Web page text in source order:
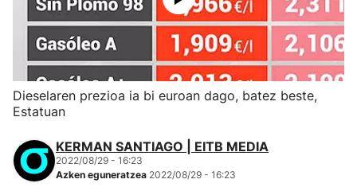
Dieselaren prezioa ia bi euroan dago, batez beste,
Estatuan
KERMAN SANTIAGO | EITB MEDIA
2022/08/29 - 16:23
Azken eguneratzea 2022/08/29 - 16:23